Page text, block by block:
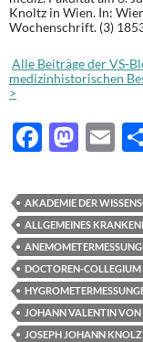
Knoltz in Wien. In:
Wochenschrift. (3)
Alle Beiträge der VS-
medizinhistorischen
>
F
e
b
o
o
k
M
to
d
o
n
E
ail
AKADEMIE DER
ALLGEMEINES
DOCTOREN-COLLEGIUM
JOHANN VALENTIN
JOSEPH JOHANN KNOLZ